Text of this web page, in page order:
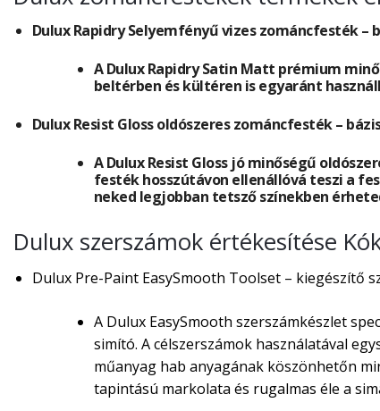
Dulux Rapidry Selyemfényű vizes zománcfesték –
A Dulux Rapidry Satin Matt prémium
beltérben és kültéren is egyaránt
Dulux Resist Gloss oldószeres zománcfesték –
A Dulux Resist Gloss jó minőségű
festék hosszútávon ellenállóvá teszi a
neked legjobban tetsző színekben
Dulux szerszámok értékesítése
Dulux Pre-Paint EasySmooth Toolset – kiegészítő
A Dulux EasySmooth szerszámkészlet
simító. A célszerszámok használatával
műanyag hab anyagának köszönhetőn
tapintású markolata és rugalmas éle a